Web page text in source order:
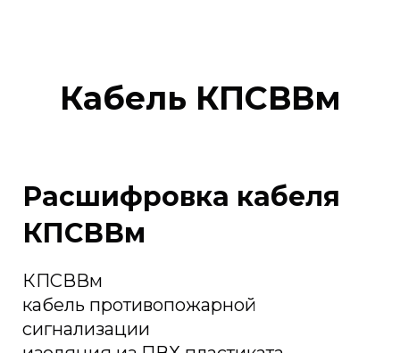
Кабель КПСВВм
Расшифровка кабеля
КПСВВм
КПСВВм
кабель противопожарной
сигнализации